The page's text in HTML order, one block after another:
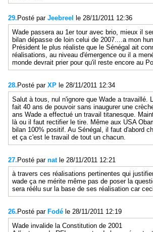
29. Posté par Jeebreel
le 28/11/2011 12:36
Wade passera au 1er tour avec brio, mieux il
bilan dépasse de loin celui de 2007....a mon
Président le plus réaliste que le Sénégal ait
réalisations, au niveau d'émergence ou il a
monde devrait prier pour qu'il reste encore au
28. Posté par XP le 28/11/2011 12:34
Salut à tous, nul n'ignore que Wade a travaillé.
fait 40 ans de pouvoir sans inaugurer une
ans Wade a effectué un travail titanesque.
là ou il faut rectifier le tire. Même aux USA
bilan 100% positif. Au Sénégal, il faut d'abord
et ça c'est le travail de tout un chacun.
27.Posté par nat le 28/11/2011 12:21
à travers ces réalisations pertinentes qui
wade ça ne mérite même pas de poser la
sera réélu sur la base de ses réalisation car
26. Posté par Fodé le 28/11/2011 12:19
Wade invalide la Constitution de 2001